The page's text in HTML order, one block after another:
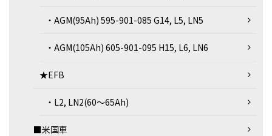
・AGM(95Ah) 595-901-085 G14, L5, LN5
・AGM(105Ah) 605-901-095 H15, L6, LN6
★EFB
・L2, LN2(60～65Ah)
■米国車